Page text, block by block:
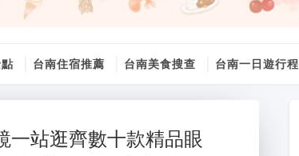
台南住宿推薦 台南美食搜查 台南一日遊行程
一站逛齊數十款精品眼
大金冷氣維修 大金冷氣維修
蛇粉